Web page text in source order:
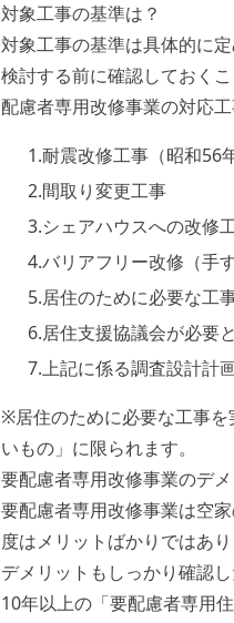
対象工事の基準は？
対象工事の基準は具体的に定
検討する前に確認しておくこ
配慮者専用改修事業の対応
1.耐震改修工事（昭和56
2.間取り変更工事
3.シェアハウスへの改修
4.バリアフリー改修（手
5.居住のために必要な工
6.居住支援協議会が必要
7.上記に係る調査設計計
※居住のために必要な工事
いもの」に限られます。
要配慮者専用改修事業のデメ
要配慮者専用改修事業は空
度はメリットばかりではあり
デメリットもしっかり確認
10年以上の「要配慮者専用